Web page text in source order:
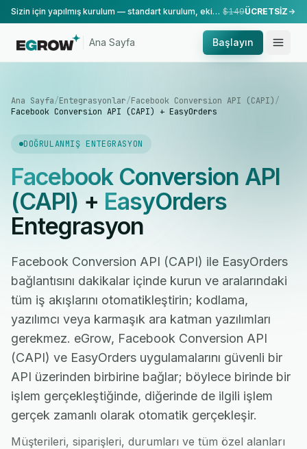
Sizin için yapılmış kurulum — standart kurulum, ekibimiz tarafından yapılır. $149ÜCRETSİZ
Ana Sayfa Başlayın
Ana Sayfa/Entegrasyonlar/Facebook Conversion API (CAPI)/
Facebook Conversion API (CAPI) + EasyOrders
DOĞRULANMIŞ ENTEGRASYON
Facebook Conversion API
(CAPI) + EasyOrders
Entegrasyon
Facebook Conversion API (CAPI) ile EasyOrders
bağlantısını dakikalar içinde kurun ve aralarındaki
tüm iş akışlarını otomatikleştirin; kodlama,
yazılımcı veya karmaşık ara katman yazılımları
gerekmez. eGrow, Facebook Conversion API
(CAPI) ve EasyOrders uygulamalarını güvenli bir
API üzerinden birbirine bağlar; böylece birinde bir
işlem gerçekleştiğinde, diğerinde de ilgili işlem
gerçek zamanlı olarak otomatik gerçekleşir.
Müşterileri, siparişleri, durumları ve tüm özel alanları